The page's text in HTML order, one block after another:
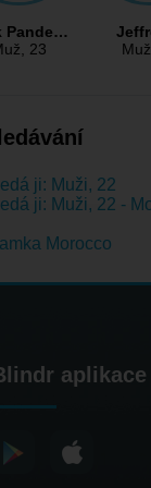
Pande…
, 23
Muž
ji: Muži, 22
ji: Muži, 22 -
Morocco
aplikace